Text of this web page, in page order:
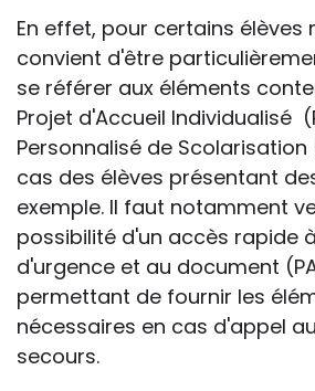
En effet, pour certains élèves
convient d'être
se référer aux éléments
Projet d'Accueil Individualisé
Personnalisé de Scolarisation
cas des élèves présentant
exemple. Il faut notamment
possibilité d'un accès rapide
d'urgence et au document
permettant de fournir les
nécessaires en cas d'appel
secours.